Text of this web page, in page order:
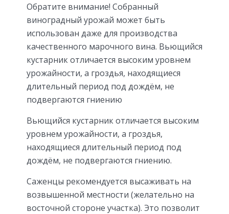
Обратите внимание! Собранный
виноградный урожай может быть
использован даже для производства
качественного марочного вина. Вьющийся
кустарник отличается высоким уровнем
урожайности, а гроздья, находящиеся
длительный период под дождём, не
подвергаются гниению
Вьющийся кустарник отличается высоким
уровнем урожайности, а гроздья,
находящиеся длительный период под
дождём, не подвергаются гниению.
Саженцы рекомендуется высаживать на
возвышенной местности (желательно на
восточной стороне участка). Это позволит